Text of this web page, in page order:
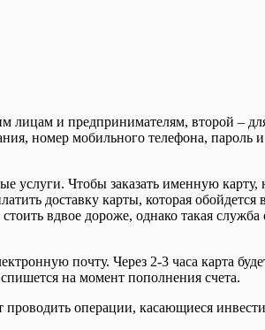
лицам и предпринимателям, второй –
номер мобильного телефона, пароль
услуги. Чтобы заказать именную
доставку карты, которая обойдется
вдвое дороже, однако такая служба
почту. Через 2-3 часа карта
на момент пополнения счета.
проводить операции, касающиеся